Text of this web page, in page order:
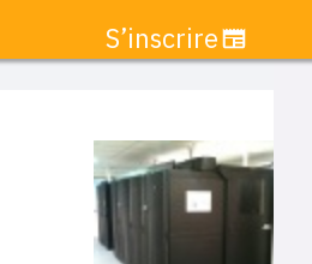
S’inscrire